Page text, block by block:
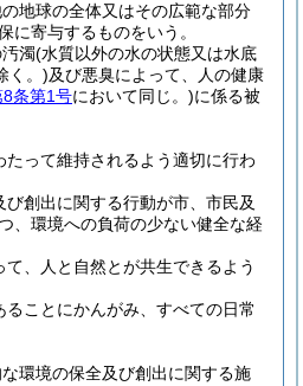
地球の全体又はその広範な部分
寄与するものをいう。
濁(水質以外の水の状態又は水底
く。)及び悪臭によって、人の健康
8条第1号において同じ。)に係る被
って維持されるよう適切に行わ
創出に関する行動が市、市民及
、環境への負荷の少ない健全な経
、人と自然とが共生できるよう
ことにかんがみ、すべての日常
環境の保全及び創出に関する施